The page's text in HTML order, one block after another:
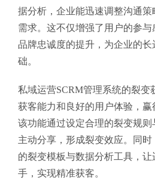
据分析，企业能迅速调整沟通
需求。这不仅增强了用户的参
品牌忠诚度的提升，为企业的
础。
私域运营SCRM管理系统的裂变
获客能力和良好的用户体验，赢
该功能通过设定合理的裂变规
主动分享，形成裂变效应。同
的裂变模板与数据分析工具，
手，实现精准获客。